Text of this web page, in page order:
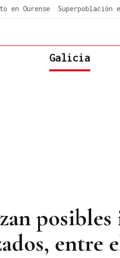
en Ourense Superpoblación
Galicia
entre